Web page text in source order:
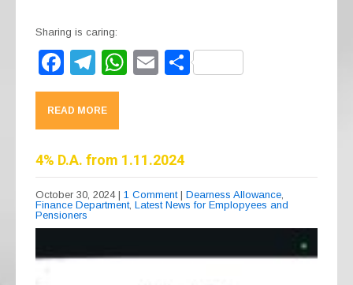
Sharing is caring:
F
a
c
e
b
o
o
T
el
e
gr
a
m
W
A
p
p
E S
READ MORE
4% D.A. from 1.11.2024
October 30, 2024 | 1 Comment | Dearness Allowance,
Finance Department, Latest News for Emplopyees and
Pensioners